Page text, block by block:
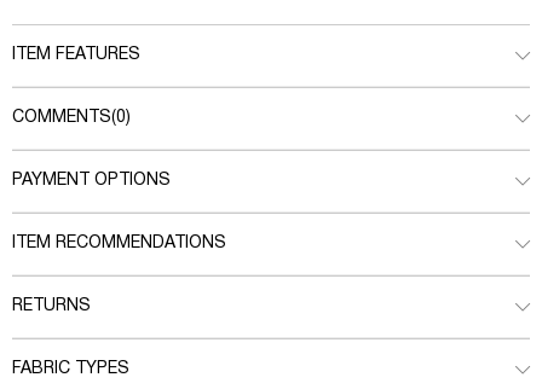
ITEM FEATURES
COMMENTS(0)
PAYMENT OPTIONS
ITEM RECOMMENDATIONS
RETURNS
FABRIC TYPES